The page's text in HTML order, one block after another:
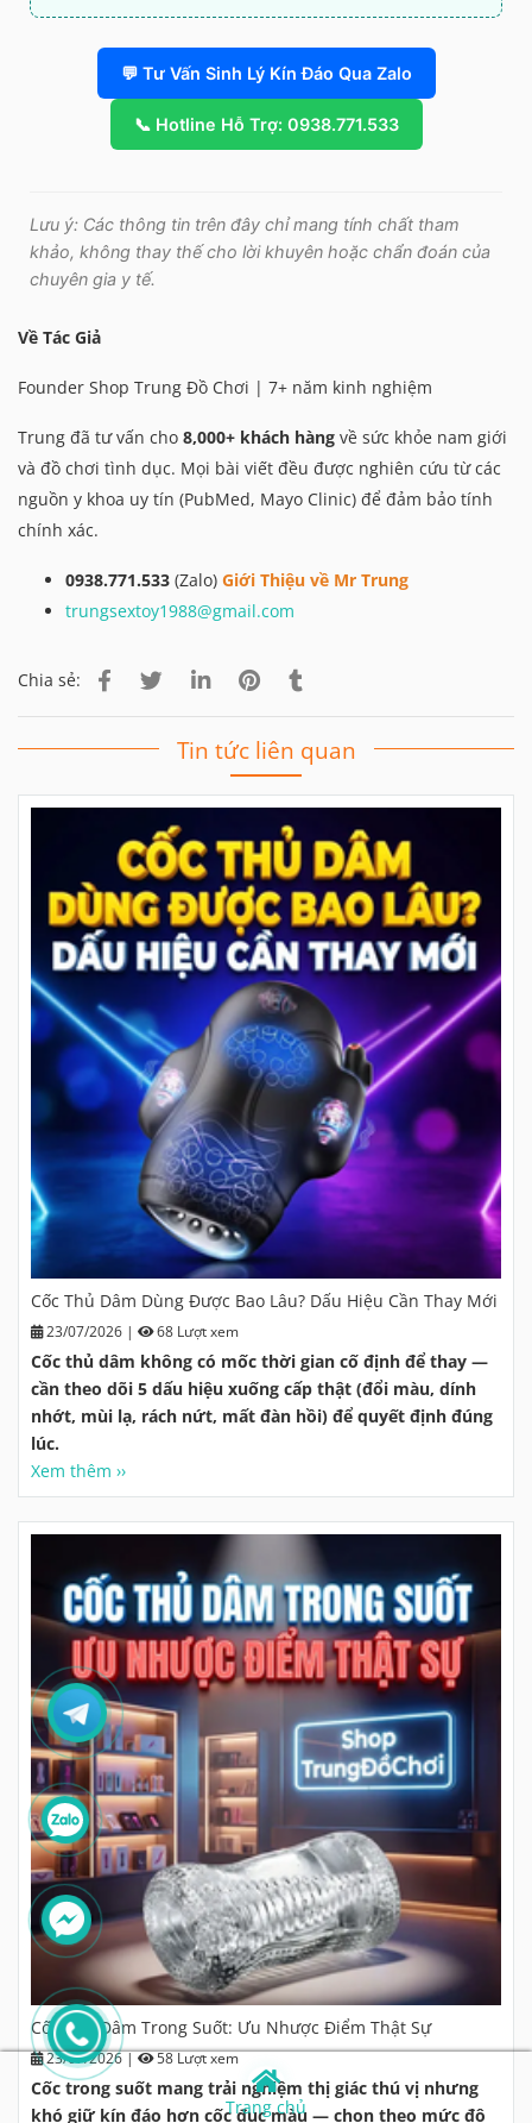
💬 Tư Vấn Sinh Lý Kín Đáo Qua Zalo
📞 Hotline Hỗ Trợ: 0938.771.533
Lưu ý: Các thông tin trên đây chỉ mang tính chất tham
khảo, không thay thế cho lời khuyên hoặc chẩn đoán của
chuyên gia y tế.
Về Tác Giả
Founder Shop Trung Đồ Chơi | 7+ năm kinh nghiệm
Trung đã tư vấn cho 8,000+ khách hàng về sức khỏe nam giới
và đồ chơi tình dục. Mọi bài viết đều được nghiên cứu từ các
nguồn y khoa uy tín (PubMed, Mayo Clinic) để đảm bảo tính
chính xác.
0938.771.533 (Zalo) Giới Thiệu về Mr Trung
trungsextoy1988@gmail.com
Chia sẻ:
Tin tức liên quan
Cốc Thủ Dâm Dùng Được Bao Lâu? Dấu Hiệu Cần Thay Mới
23/07/2026 | 68 Lượt xem
Cốc thủ dâm không có mốc thời gian cố định để thay —
cần theo dõi 5 dấu hiệu xuống cấp thật (đổi màu, dính
nhớt, mùi lạ, rách nứt, mất đàn hồi) để quyết định đúng
lúc.
Xem thêm ››
Cốc Thủ Dâm Trong Suốt: Ưu Nhược Điểm Thật Sự
23/07/2026| 58 Lượt xem
Cốc trong suốt mang trải nghiệm thị giác thú vị nhưng
khó giữ kín đáo hơn cốc đục màu — chọn theo mức độ
Trang chủ